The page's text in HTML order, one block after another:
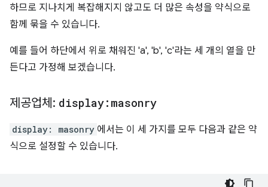
하므로 지나치게 복잡해지지 않고도 더 많은 속성을 약식으로
함께 묶을 수 있습니다.
예를 들어 하단에서 위로 채워진 'a', 'b', 'c'라는 세 개의 열을 만
든다고 가정해 보겠습니다.
제공업체: display:masonry
display: masonry 에서는 이 세 가지를 모두 다음과 같은 약
식으로 설정할 수 있습니다.